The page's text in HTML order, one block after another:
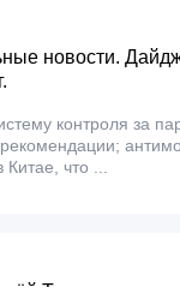
новости.
контроля за
рекомендации;
что ...